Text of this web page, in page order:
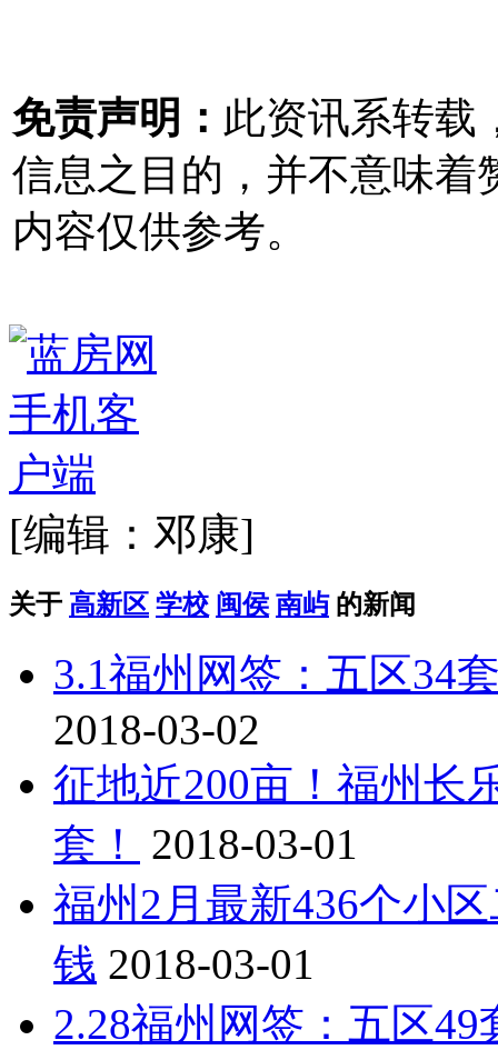
免责声明： 此资讯系转载
信息之目的，并不意味着
内容仅供参考。
[编辑：邓康]
关于 高新区 学校 闽侯 南屿 的新闻
3.1福州网签：五区34
2018-03-02
征地近200亩！福州长
套！
2018-03-01
福州2月最新436个小
钱 2018-03-01
2.28福州网签：五区